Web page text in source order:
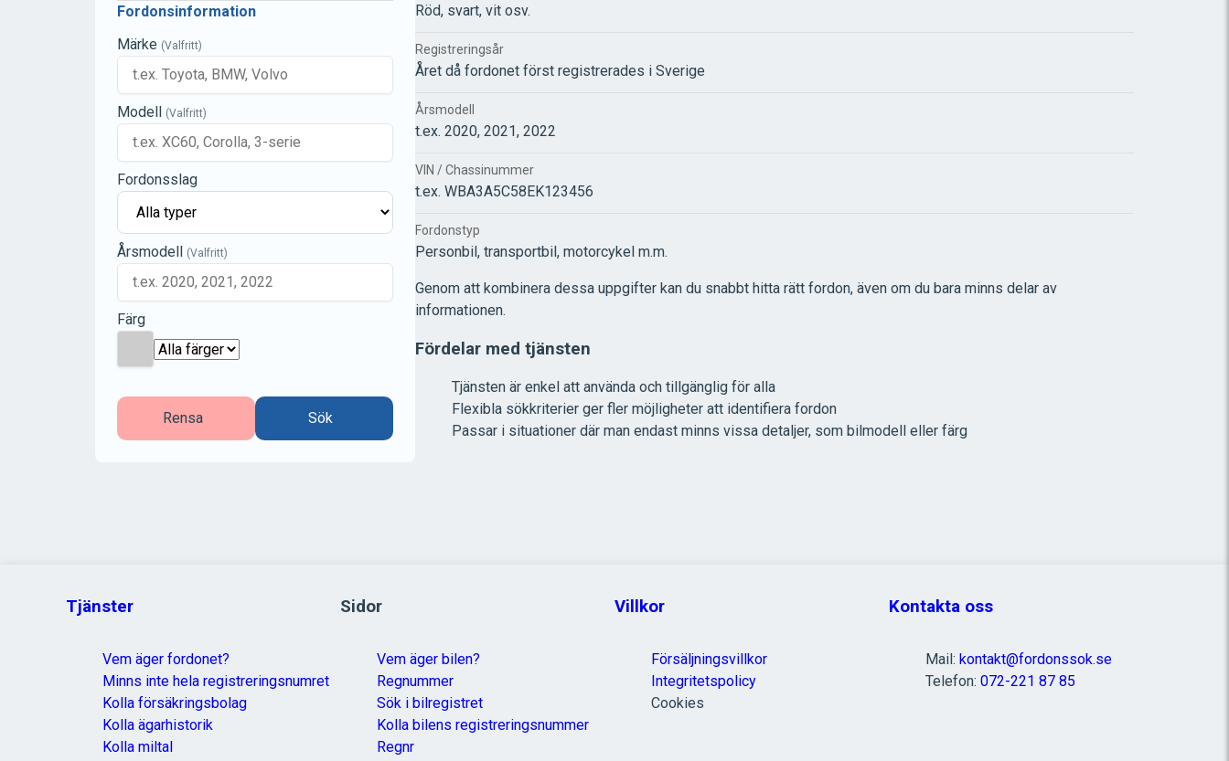
Fordonsinformation
Märke (Valfritt)
Modell (Valfritt)
Fordonsslag
Årsmodell (Valfritt)
Färg
Rensa Sök
Röd, svart, vit osv.
Registreringsår
Året då fordonet först registrerades i Sverige
Årsmodell
t.ex. 2020, 2021, 2022
VIN / Chassinummer
t.ex. WBA3A5C58EK123456
Fordonstyp
Personbil, transportbil, motorcykel m.m.
Genom att kombinera dessa uppgifter kan du snabbt hitta rätt fordon, även om du bara minns delar av
informationen.
Fördelar med tjänsten
Tjänsten är enkel att använda och tillgänglig för alla
Flexibla sökkriterier ger fler möjligheter att identifiera fordon
Passar i situationer där man endast minns vissa detaljer, som bilmodell eller färg
Tjänster
Vem äger fordonet?
Minns inte hela registreringsnumret
Kolla försäkringsbolag
Kolla ägarhistorik
Kolla miltal
Sidor
Vem äger bilen?
Regnummer
Sök i bilregistret
Kolla bilens registreringsnummer
Regnr
Villkor
Försäljningsvillkor
Integritetspolicy
Cookies
Kontakta oss
Mail: kontakt@fordonssok.se
Telefon: 072-221 87 85